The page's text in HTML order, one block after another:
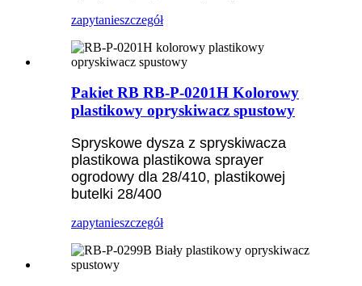
zapytanieszczegół
Pakiet RB RB-P-0201H Kolorowy
plastikowy opryskiwacz spustowy
Spryskowe dysza z spryskiwacza
plastikowa plastikowa sprayer
ogrodowy dla 28/410, plastikowej
butelki 28/400
zapytanieszczegół